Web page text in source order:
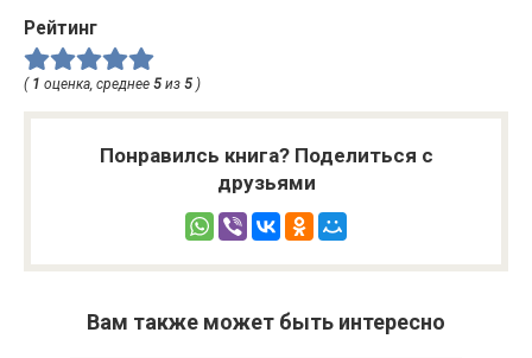
Рейтинг
( 1 оценка, среднее 5 из 5 )
Понравилсь книга? Поделиться с
друзьями
Вам также может быть интересно